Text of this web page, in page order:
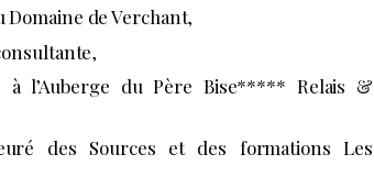
de Verchant,
l’Auberge du Père Bise***** Relais &
des Sources et des formations Les